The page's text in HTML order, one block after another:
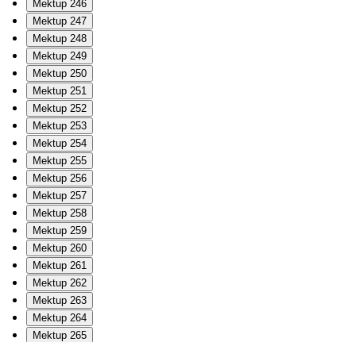
Mektup 246
Mektup 247
Mektup 248
Mektup 249
Mektup 250
Mektup 251
Mektup 252
Mektup 253
Mektup 254
Mektup 255
Mektup 256
Mektup 257
Mektup 258
Mektup 259
Mektup 260
Mektup 261
Mektup 262
Mektup 263
Mektup 264
Mektup 265